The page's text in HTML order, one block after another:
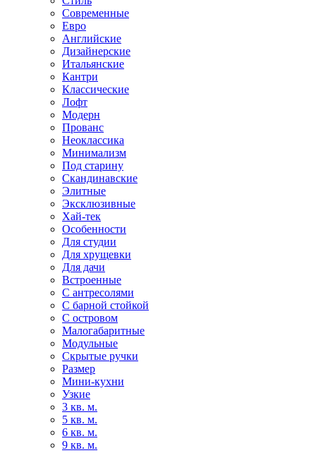
Современные
Евро
Английские
Дизайнерские
Итальянские
Кантри
Классические
Лофт
Модерн
Прованс
Неоклассика
Минимализм
Под старину
Скандинавские
Элитные
Эксклюзивные
Хай-тек
Особенности
Для студии
Для хрущевки
Для дачи
Встроенные
С антресолями
С барной стойкой
С островом
Малогабаритные
Модульные
Скрытые ручки
Размер
Мини-кухни
Узкие
3 кв. м.
5 кв. м.
6 кв. м.
9 кв. м.